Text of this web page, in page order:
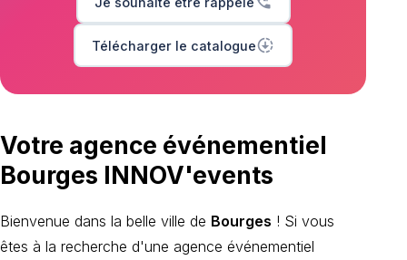
Télécharger le cataloguedownloading
Votre agence événementiel
Bourges INNOV'events
Bienvenue dans la belle ville de Bourges ! Si vous
êtes à la recherche d'une agence événementiel